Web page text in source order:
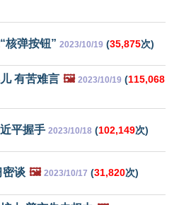
核弹按钮” 2023/10/19 (35,875次)
有苦难言 🖼️ 2023/10/19 (115,068
平握手 2023/10/18 (102,149次)
密谈 🖼️ 2023/10/17 (31,820次)